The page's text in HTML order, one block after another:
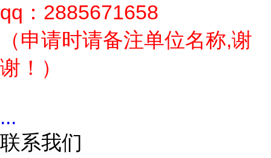
qq：2885671658
（申请时请备注单位名称,谢
谢！）
...
联系我们